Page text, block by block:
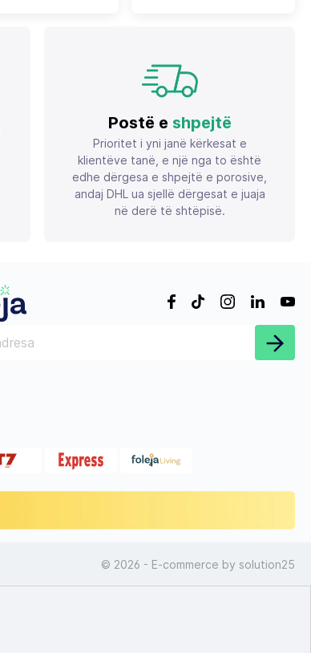
Postë e shpejtë
Prioritet i yni janë kërkesat e
klientëve tanë, e një nga to është
edhe dërgesa e shpejtë e porosive,
andaj DHL ua sjellë dërgesat e juaja
në derë të shtëpisë.
© 2026 - E-commerce by solution25